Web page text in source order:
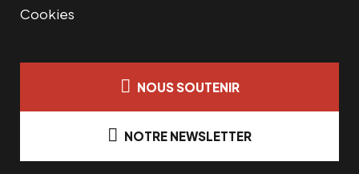
Cookies
NOUS SOUTENIR
NOTRE NEWSLETTER